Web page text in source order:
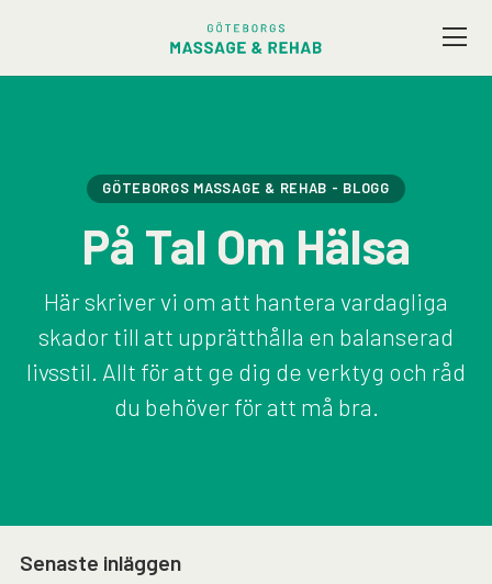
Företagsmassage
Friskvård
Terapeuter
Presentkort
GÖTEBORGS MASSAGE & REHAB - BLOGG
På Tal Om Hälsa
Här skriver vi om att hantera vardagliga
skador till att upprätthålla en balanserad
livsstil. Allt för att ge dig de verktyg och råd
du behöver för att må bra.
Senaste inläggen